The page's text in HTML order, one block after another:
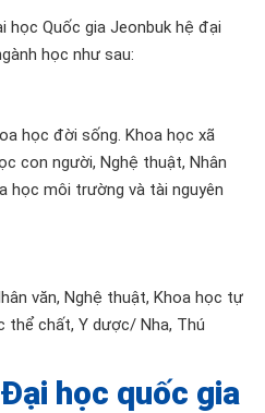
Quốc gia Jeonbuk hệ đại
học như sau:
học đời sống. Khoa học xã
con người, Nghệ thuật, Nhân
học môi trường và tài nguyên
văn, Nghệ thuật, Khoa học tự
thể chất, Y dược/ Nha, Thú
học quốc gia